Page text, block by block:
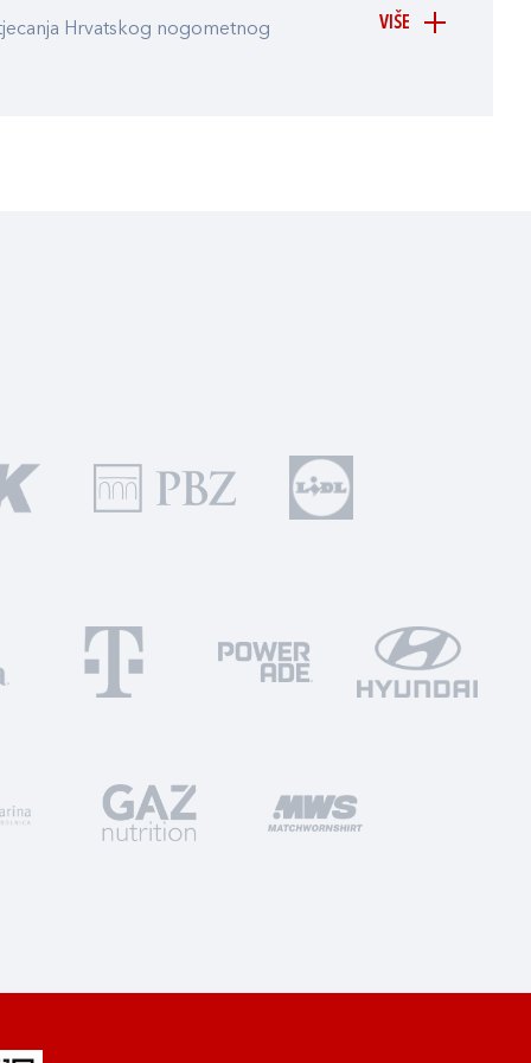
VIŠE
Hrvatskog nogometnog